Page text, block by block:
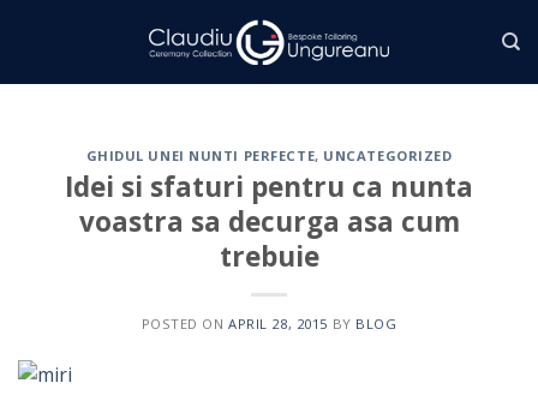
GHIDUL UNEI NUNTI PERFECTE, UNCATEGORIZED
Idei si sfaturi pentru ca nunta
voastra sa decurga asa cum
trebuie
POSTED ONAPRIL 28, 2015 BY BLOG